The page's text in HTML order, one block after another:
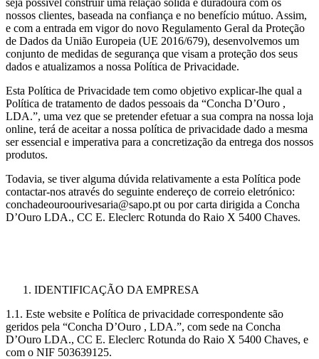
nossos clientes, baseada na confiança e no benefício mútuo. Assim,
e com a entrada em vigor do novo Regulamento Geral da Proteção
de Dados da União Europeia (UE 2016/679), desenvolvemos um
conjunto de medidas de segurança que visam a proteção dos seus
dados e atualizamos a nossa Política de Privacidade.
Esta Política de Privacidade tem como objetivo explicar-lhe qual a
Política de tratamento de dados pessoais da “Concha D’Ouro ,
LDA.”, uma vez que se pretender efetuar a sua compra na nossa loja
online, terá de aceitar a nossa política de privacidade dado a mesma
ser essencial e imperativa para a concretização da entrega dos nossos
produtos.
Todavia, se tiver alguma dúvida relativamente a esta Política pode
contactar-nos através do seguinte endereço de correio eletrónico:
conchadeouroourivesaria@sapo.pt ou por carta dirigida a Concha
D’Ouro LDA., CC E. Eleclerc Rotunda do Raio X 5400 Chaves.
IDENTIFICAÇÃO DA EMPRESA
1.1. Este website e Política de privacidade correspondente são
geridos pela “Concha D’Ouro , LDA.”, com sede na Concha
D’Ouro LDA., CC E. Eleclerc Rotunda do Raio X 5400 Chaves, e
com o NIF 503639125.